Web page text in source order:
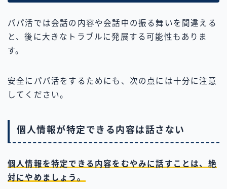
パパ活では会話の内容や会話中の振る舞いを間違える
と、後に大きなトラブルに発展する可能性もありま
す。
安全にパパ活をするためにも、次の点には十分に注意
してください。
個人情報が特定できる内容は話さない
個人情報を特定できる内容をむやみに話すことは、絶
対にやめましょう。